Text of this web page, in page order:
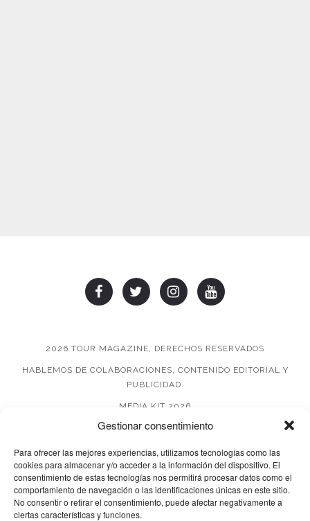
Gestionar consentimiento
Para ofrecer las mejores experiencias, utilizamos tecnologías como las
cookies para almacenar y/o acceder a la información del dispositivo. El
consentimiento de estas tecnologías nos permitirá procesar datos como el
comportamiento de navegación o las identificaciones únicas en este sitio.
No consentir o retirar el consentimiento, puede afectar negativamente a
ciertas características y funciones.
2026 TOUR MAGAZINE, DERECHOS RESERVADOS
HABLEMOS DE COLABORACIONES, CONTENIDO EDITORIAL Y
PUBLICIDAD.
MEDIA KIT 2026
AVISO DE PRIVACIDAD